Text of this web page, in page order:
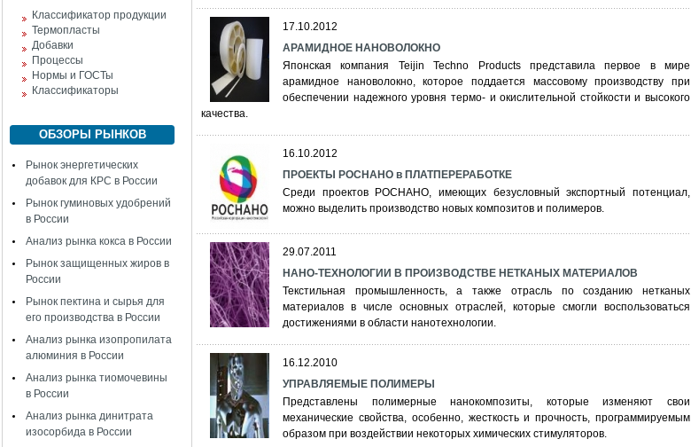
Классификатор продукции
Термопласты
Добавки
Процессы
Нормы и ГОСТы
Классификаторы
ОБЗОРЫ РЫНКОВ
Рынок энергетических
добавок для КРС в России
Рынок гуминовых удобрений
в России
Анализ рынка кокса в России
Рынок защищенных жиров в
России
Рынок пектина и сырья для
его производства в России
Анализ рынка изопропилата
алюминия в России
Анализ рынка тиомочевины
в России
Анализ рынка динитрата
изосорбида в России
17.10.2012
АРАМИДНОЕ НАНОВОЛОКНО
Японская компания Teijin Techno Products представила первое в мире
арамидное нановолокно, которое поддается массовому производству при
обеспечении надежного уровня термо- и окислительной стойкости и высокого
качества.
16.10.2012
ПРОЕКТЫ РОСНАНО в ПЛАТПЕРЕРАБОТКЕ
Среди проектов РОСНАНО, имеющих безусловный экспортный потенциал,
можно выделить производство новых композитов и полимеров.
29.07.2011
НАНО-ТЕХНОЛОГИИ В ПРОИЗВОДСТВЕ НЕТКАНЫХ МАТЕРИАЛОВ
Текстильная промышленность, а также отрасль по созданию нетканых
материалов в числе основных отраслей, которые смогли воспользоваться
достижениями в области нанотехнологии.
16.12.2010
УПРАВЛЯЕМЫЕ ПОЛИМЕРЫ
Представлены полимерные нанокомпозиты, которые изменяют свои
механические свойства, особенно, жесткость и прочность, программируемым
образом при воздействии некоторых химических стимуляторов.